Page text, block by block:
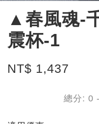
▲春風魂-
震杯-1
NT$ 1,437
總分: 0 -